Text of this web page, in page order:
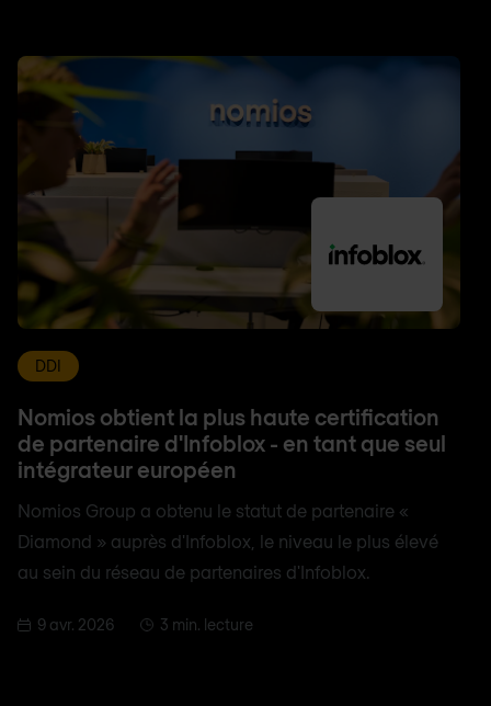
DDI
Nomios obtient la plus haute certification
de partenaire d'Infoblox - en tant que seul
intégrateur européen
Nomios Group a obtenu le statut de partenaire «
Diamond » auprès d'Infoblox, le niveau le plus élevé
au sein du réseau de partenaires d'Infoblox.
9 avr. 2026 3 min. lecture